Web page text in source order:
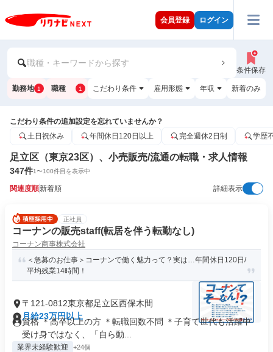
会員登録 ログイン
職種・キーワードから探す
条件保存
勤務地 1 職種 1 こだわり条件 雇用形態 年収 新着のみ
こだわり条件の追加設定を忘れていませんか？
土日祝休み
年間休日120日以上 完全週休2日制 学歴
足立区（東京23区）、小売販売/流通の転職・求人情報
347件1〜100件目を表示中
関連度順新着順 詳細表示
正社員
コーナンの販売staff(転居を伴う転勤なし)
コーナン商事株式会社
＜急募のお仕事＞コーナンで働く魅力って？実は…年間休日120日/
平均残業14時間！
〒121-0812東京都足立区西保木間
月給23万円以上
資格 ＊高卒以上の方 ＊転職回数不問 ＊子育て世代も活躍中
受け身ではなく、「自ら動...
業界未経験歓迎 +24個